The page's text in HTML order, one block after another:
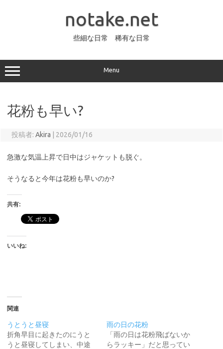
ッ
プ
notake.net
些細な日常 稀有な日常
Menu
花粉も早い?
投稿者: Akira 2026/01/16
急激な気温上昇で日中はジャケットも脱ぐ。
そうなると今年は花粉も早いのか?
共有:
いいね:
関連
うとうと昼寝
折角早目に起きたのにうと
うと昼寝してしまい、中途
雨の日の花粉
「雨の日は花粉飛ばないか
らラッキー」だと思ってい